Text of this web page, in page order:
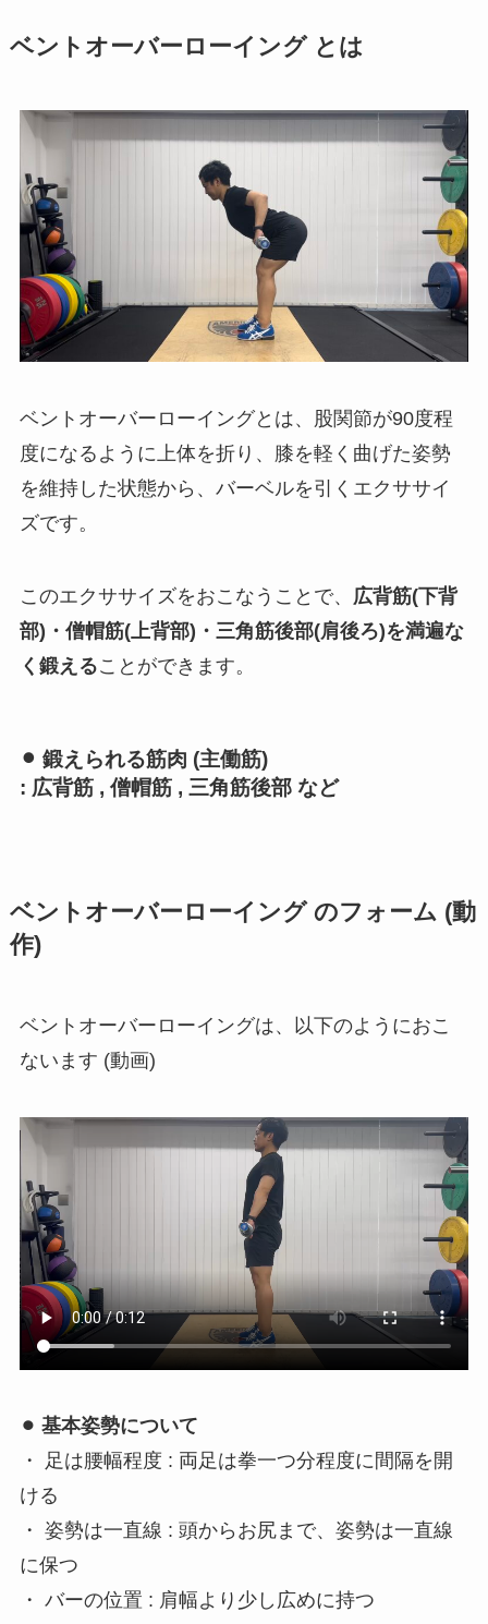
ベントオーバーローイング とは
ベントオーバーローイングとは、股関節が90度程
度になるように上体を折り、膝を軽く曲げた姿勢
を維持した状態から、バーベルを引くエクササイ
ズです。
このエクササイズをおこなうことで、 広背筋(下背
部)・僧帽筋(上背部)・三角筋後部(肩後ろ)を満遍な
く鍛えることができます。
⚫︎ 鍛えられる筋肉 (主働筋)
: 広背筋 , 僧帽筋 , 三角筋後部 など
ベントオーバーローイング のフォーム (動
作)
ベントオーバーローイングは、以下のようにおこ
ないます (動画)
⚫︎ 基本姿勢について
・ 足は腰幅程度 : 両足は拳一つ分程度に間隔を開
ける
・ 姿勢は一直線 : 頭からお尻まで、姿勢は一直線
に保つ
・ バーの位置 : 肩幅より少し広めに持つ